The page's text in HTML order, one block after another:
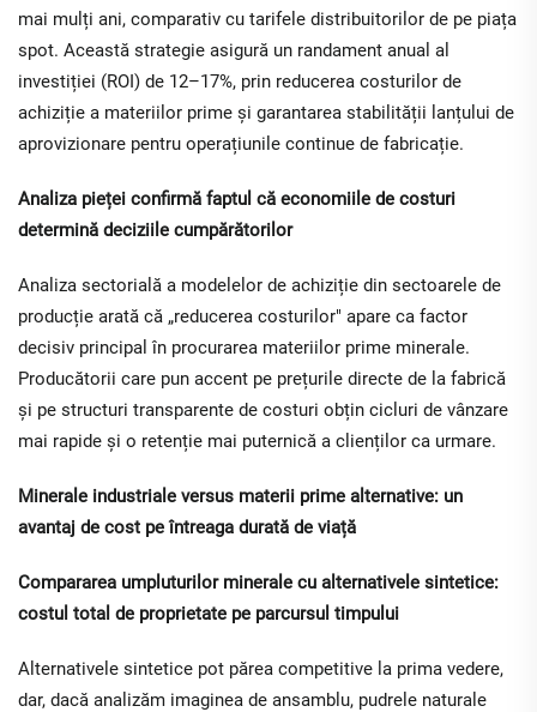
mai mulți ani, comparativ cu tarifele distribuitorilor de pe piața
spot. Această strategie asigură un randament anual al
investiției (ROI) de 12–17%, prin reducerea costurilor de
achiziție a materiilor prime și garantarea stabilității lanțului de
aprovizionare pentru operațiunile continue de fabricație.
Analiza pieței confirmă faptul că economiile de costuri
determină deciziile cumpărătorilor
Analiza sectorială a modelelor de achiziție din sectoarele de
producție arată că „reducerea costurilor" apare ca factor
decisiv principal în procurarea materiilor prime minerale.
Producătorii care pun accent pe prețurile directe de la fabrică
și pe structuri transparente de costuri obțin cicluri de vânzare
mai rapide și o retenție mai puternică a clienților ca urmare.
Minerale industriale versus materii prime alternative: un
avantaj de cost pe întreaga durată de viață
Compararea umpluturilor minerale cu alternativele sintetice:
costul total de proprietate pe parcursul timpului
Alternativele sintetice pot părea competitive la prima vedere,
dar, dacă analizăm imaginea de ansamblu, pudrele naturale